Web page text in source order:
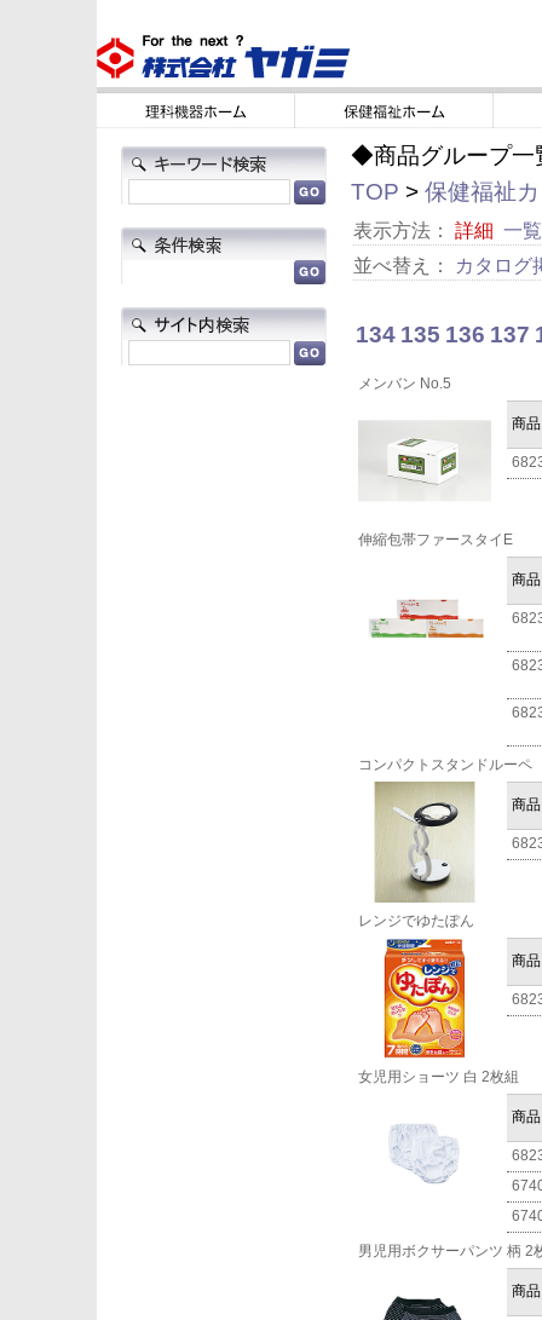
◆商品グループ一
TOP > 保健福祉
表示方法： 詳細 一覧
並べ替え：
カタログ
134 135 136 137
メンバン No.5
商
伸縮包帯ファースタイE
商
コンパクトスタンドルーペ
商
レンジでゆたぽん
商
女児用ショーツ 白 2枚組
商
男児用ボクサーパンツ 柄 2
商